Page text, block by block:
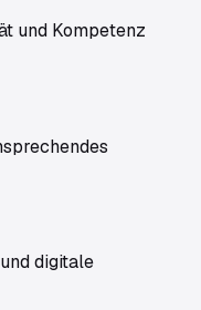
und Kompetenz
digitale